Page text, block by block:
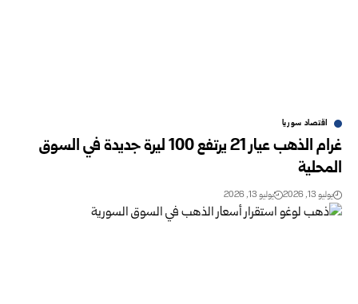
اقتصاد سوريا
غرام الذهب عيار ‏21 يرتفع 100 ليرة جديدة في السوق
المحلية
يوليو 13, 2026 يوليو 13, 2026